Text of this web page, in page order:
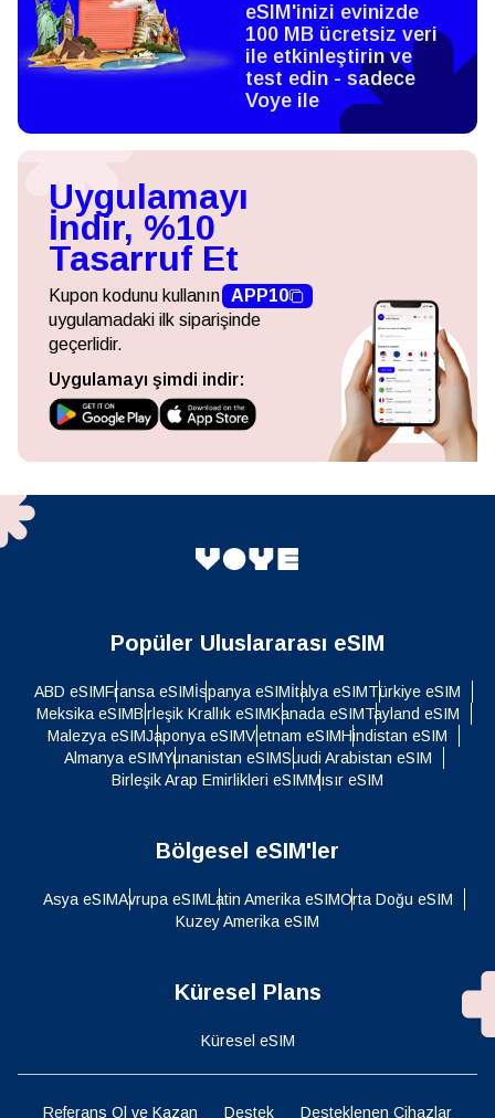
eSIM'inizi evinizde
100 MB ücretsiz veri
ile etkinleştirin ve
test edin - sadece
Voye ile
Uygulamayı
İndir, %10
Tasarruf Et
Kupon kodunu kullanın APP10
uygulamadaki ilk siparişinde
geçerlidir.
Uygulamayı şimdi indir:
Popüler Uluslararası eSIM
ABD eSIMFransa eSIMİspanya eSIMİtalya eSIMTürkiye eSIM
Meksika eSIMBirleşik Krallık eSIMKanada eSIMTayland eSIM
Malezya eSIMJaponya eSIMVietnam eSIMHindistan eSIM
Almanya eSIMYunanistan eSIMSuudi Arabistan eSIM
Birleşik Arap Emirlikleri eSIMMısır eSIM
Bölgesel eSIM'ler
Asya eSIMAvrupa eSIMLatin Amerika eSIMOrta Doğu eSIM
Kuzey Amerika eSIM
Küresel Plans
Küresel eSIM
Referans Ol ve Kazan Destek Desteklenen Cihazlar